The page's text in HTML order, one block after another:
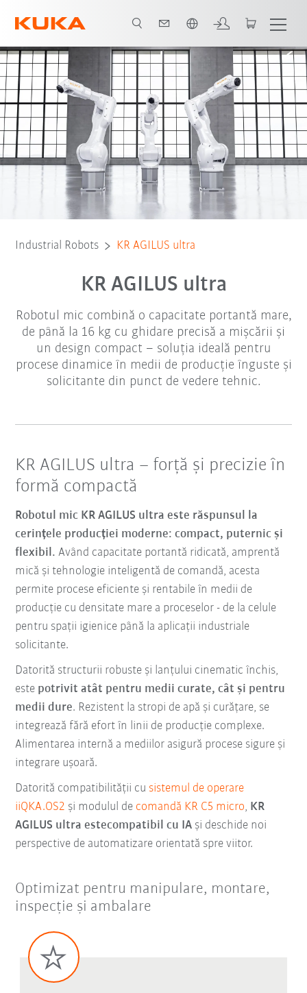
Avantaje Robot Types Applications Contact
Industrial Robots KR AGILUS ultra
KR AGILUS ultra
Robotul mic combină o capacitate portantă mare,
de până la 16 kg cu ghidare precisă a mișcării și
un design compact – soluția ideală pentru
procese dinamice în medii de producție înguste și
solicitante din punct de vedere tehnic.
KR AGILUS ultra – forță și precizie în
formă compactă
Robotul mic KR AGILUS ultra este răspunsul la
cerințele producției moderne: compact, puternic și
flexibil. Având capacitate portantă ridicată, amprentă
mică și tehnologie inteligentă de comandă, acesta
permite procese eficiente și rentabile în medii de
producție cu densitate mare a proceselor - de la celule
pentru spații igienice până la aplicații industriale
solicitante.
Datorită structurii robuste și lanțului cinematic închis,
este potrivit atât pentru medii curate, cât și pentru
medii dure. Rezistent la stropi de apă și curățare, se
integrează fără efort în linii de producție complexe.
Alimentarea internă a mediilor asigură procese sigure și
integrare ușoară.
Datorită compatibilității cu sistemul de operare
iiQKA.OS2 și modulul de comandă KR C5 micro, KR
AGILUS ultra estecompatibil cu IA și deschide noi
perspective de automatizare orientată spre viitor.
Optimizat pentru manipulare, montare,
inspecție și ambalare